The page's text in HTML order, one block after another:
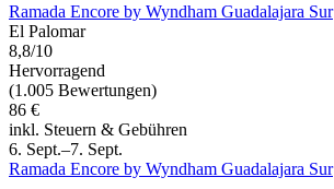
Ramada Encore by Wyndham Guadalajara Sur
El Palomar
8,8/10
Hervorragend
(1.005 Bewertungen)
86 €
inkl. Steuern & Gebühren
6. Sept.–7. Sept.
Ramada Encore by Wyndham Guadalajara Sur